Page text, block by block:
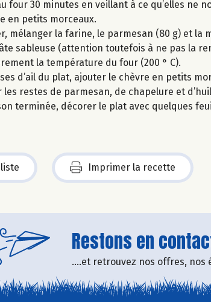
four 30 minutes en veillant à ce qu’elles ne
en petits morceaux.
mélanger la farine, le parmesan (80 g) et la
sableuse (attention toutefois à ne pas la
la température du four (200 ° C).
d’ail du plat, ajouter le chèvre en petits
les restes de parmesan, de chapelure et
terminée, décorer le plat avec quelques
Imprimer la recette
Restons en
....et retrouvez nos offres, nos